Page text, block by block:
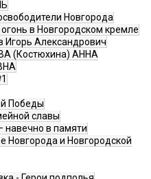
Новгорода
в Новгородском кремле
Игорь Александрович
(Костюхина) АННА
Победы
славы
навечно в памяти
Новгорода и Новгородской